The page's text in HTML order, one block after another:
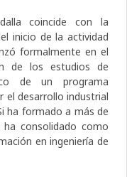
coincide con la
inicio de la actividad
formalmente en el
de los estudios de
de un programa
el desarrollo industrial
ha formado a más de
consolidado como
en ingeniería de